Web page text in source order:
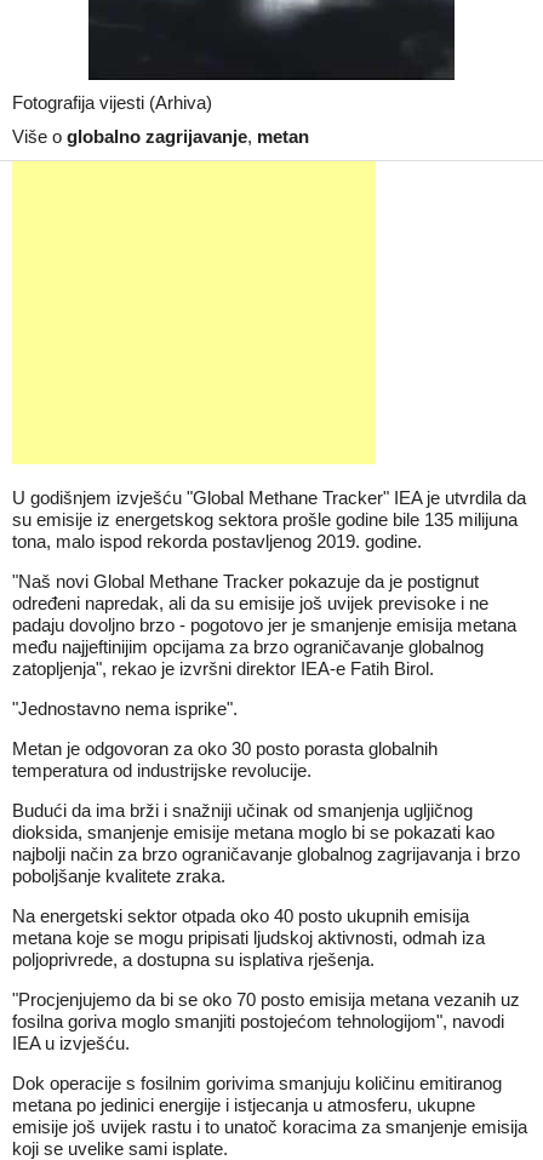
Fotografija vijesti (Arhiva)
Više o globalno zagrijavanje, metan
U godišnjem izvješću "Global Methane Tracker" IEA je utvrdila da
su emisije iz energetskog sektora prošle godine bile 135 milijuna
tona, malo ispod rekorda postavljenog 2019. godine.
"Naš novi Global Methane Tracker pokazuje da je postignut
određeni napredak, ali da su emisije još uvijek previsoke i ne
padaju dovoljno brzo - pogotovo jer je smanjenje emisija metana
među najjeftinijim opcijama za brzo ograničavanje globalnog
zatopljenja", rekao je izvršni direktor IEA-e Fatih Birol.
"Jednostavno nema isprike".
Metan je odgovoran za oko 30 posto porasta globalnih
temperatura od industrijske revolucije.
Budući da ima brži i snažniji učinak od smanjenja ugljičnog
dioksida, smanjenje emisije metana moglo bi se pokazati kao
najbolji način za brzo ograničavanje globalnog zagrijavanja i brzo
poboljšanje kvalitete zraka.
Na energetski sektor otpada oko 40 posto ukupnih emisija
metana koje se mogu pripisati ljudskoj aktivnosti, odmah iza
poljoprivrede, a dostupna su isplativa rješenja.
"Procjenjujemo da bi se oko 70 posto emisija metana vezanih uz
fosilna goriva moglo smanjiti postojećom tehnologijom", navodi
IEA u izvješću.
Dok operacije s fosilnim gorivima smanjuju količinu emitiranog
metana po jedinici energije i istjecanja u atmosferu, ukupne
emisije još uvijek rastu i to unatoč koracima za smanjenje emisija
koji se uvelike sami isplate.